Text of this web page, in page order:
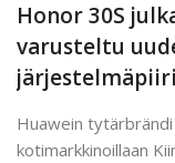
Honor 30S
varusteltu
Huawein
kotimarkkinoillaan